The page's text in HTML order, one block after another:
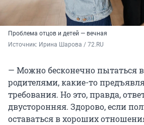
Проблема отцов и детей — вечная
Источник: Ирина Шарова / 72.RU
— Можно бесконечно пытаться
родителями, какие-то
требования. Но это, правда,
двусторонняя. Здорово, если
оставаться в хороших